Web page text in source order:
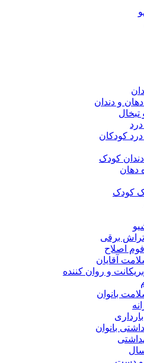
و دندان
تبخال
درد کودکان
کودک
دهان
کودک
برقی
اصلاح
آقایان
و روان کننده
بانوان
بانوان